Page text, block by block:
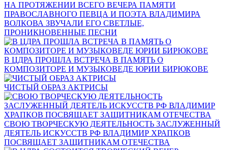
НА ПРОТЯЖЕНИИ ВСЕГО ВЕЧЕРА ПАМЯТИ
ПРАВОСЛАВНОГО ПЕВЦА И ПОЭТА ВЛАДИМИРА
ВОЛКОВА ЗВУЧАЛИ ЕГО СВЕТЛЫЕ,
ПРОНИКНОВЕННЫЕ ПЕСНИ
В ЦДРА ПРОШЛА ВСТРЕЧА В ПАМЯТЬ О
КОМПОЗИТОРЕ И МУЗЫКОВЕДЕ ЮРИИ БИРЮКОВЕ
ЧИСТЫЙ ОБРАЗ АКТРИСЫ
СВОЮ ТВОРЧЕСКУЮ ДЕЯТЕЛЬНОСТЬ ЗАСЛУЖЕННЫЙ
ДЕЯТЕЛЬ ИСКУССТВ РФ ВЛАДИМИР ХРАПКОВ
ПОСВЯЩАЕТ ЗАЩИТНИКАМ ОТЕЧЕСТВА